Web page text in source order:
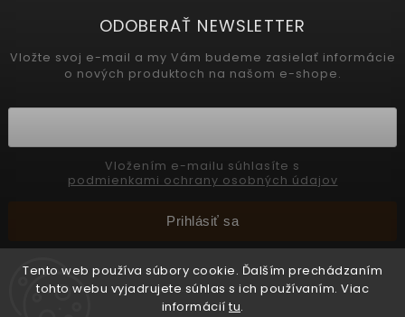
Tento web používa súbory cookie. Ďalším prechádzaním
tohto webu vyjadrujete súhlas s ich používaním. Viac
informácií tu.
ODOBERAŤ NEWSLETTER
Vložte svoj e-mail a my Vám budeme zasielať informácie
o nových produktoch na našom e-shope.
podmienkami ochrany osobných údajov
Prihlásiť sa
Copyright 2026INTERMEDIC SK. Všetky práva vyhradené.